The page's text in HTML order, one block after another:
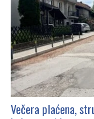
Večera plaćena,